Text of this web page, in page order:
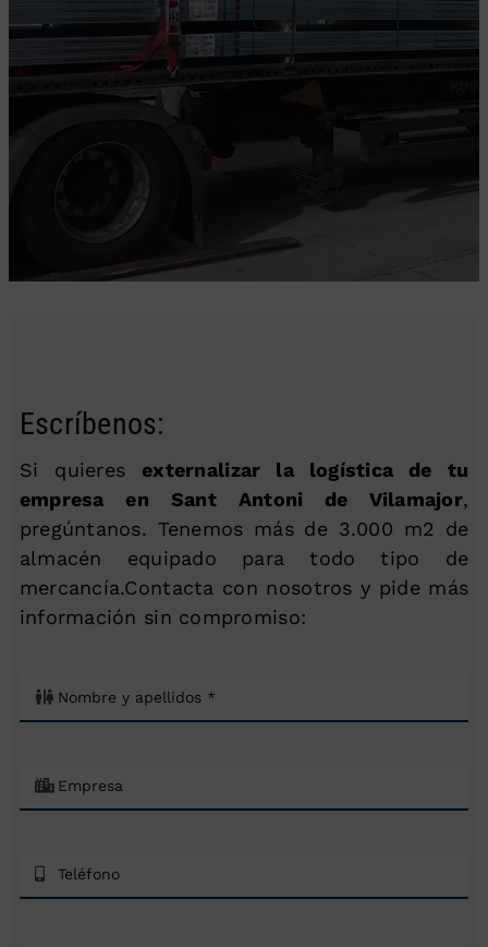
Escríbenos:
Si quieresexternalizar la logística de tu
empresa en Sant Antoni de Vilamajor,
pregúntanos. Tenemos más de 3.000 m2 de
almacén equipado para todo tipo de
mercancía.Contacta con nosotros y pide más
información sin compromiso: